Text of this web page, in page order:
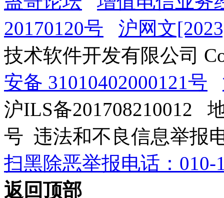
20170120号
沪网文
技术软件开发有限公司
安备 31010402000121号
沪ILS备201708210012
号 违法和不良信息举报
扫黑除恶举报电话：010-
返回顶部